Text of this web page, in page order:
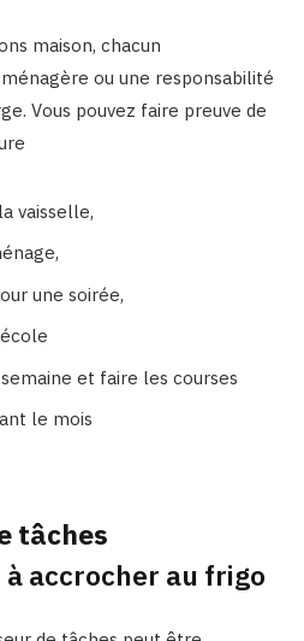
maison, chacun
ou une responsabilité
Vous pouvez faire preuve de
vaisselle,
une soirée,
et faire les courses
le mois
tâches
à accrocher au frigo